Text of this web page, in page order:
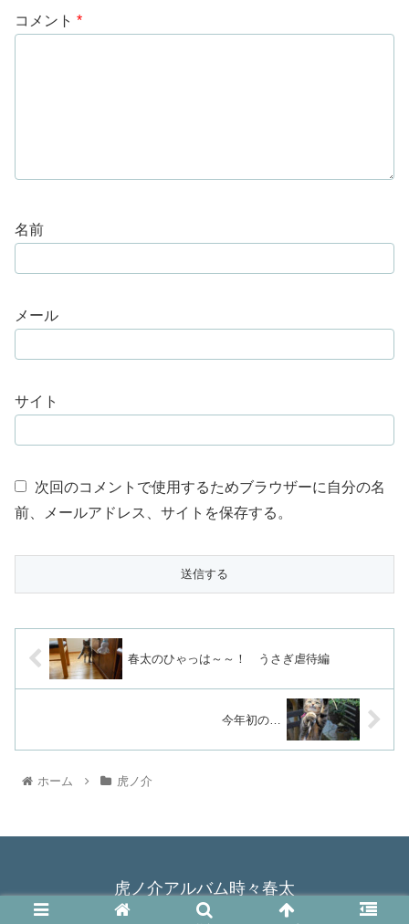
コメント *
名前
メール
サイト
次回のコメントで使用するためブラウザーに自分の名
前、メールアドレス、サイトを保存する。
春太のひゃっは～～！ うさぎ虐待編
今年初の…
ホーム 虎ノ介
虎ノ介アルバム時々春太
© 2015 虎ノ介アルバム時々春太.